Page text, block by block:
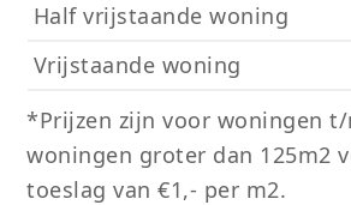
Half vrijstaande woning
Vrijstaande woning
*Prijzen zijn voor woningen
woningen groter dan 125m2
toeslag van €1,- per m2.